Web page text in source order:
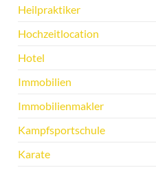
Heilpraktiker
Hochzeitlocation
Hotel
Immobilien
Immobilienmakler
Kampfsportschule
Karate